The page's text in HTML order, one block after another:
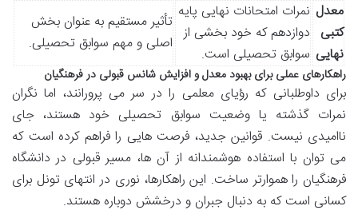
معدل
کتبی
نهایی
نمرات امتحانات نهایی پایه
دوازدهم که خود بخشی از
سوابق تحصیلی است.
تأثیر مستقیم به عنوان بخش
اصلی و مهم سوابق تحصیلی.
راهکارهای عملی برای بهبود معدل و افزایش شانس قبولی در فرهنگیان
برای داوطلبانی که رؤیای معلمی را در سر می پرورانند، اما نگران
نمرات گذشته یا وضعیت سوابق تحصیلی خود هستند، جای
ناامیدی نیست. قوانین جدید، فرصت هایی را فراهم کرده است که
می توان با استفاده هوشمندانه از آن ها، مسیر قبولی در دانشگاه
فرهنگیان را هموارتر ساخت. این راهکارها، نوری در انتهای تونل برای
کسانی است که به دنبال جبران و درخشش دوباره هستند.